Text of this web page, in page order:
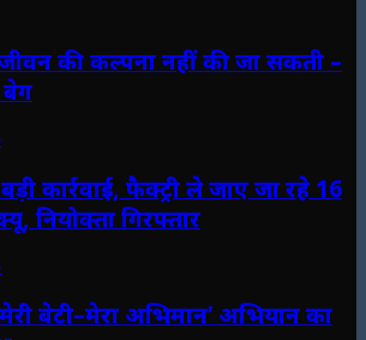
की कल्पना नहीं की जा सकती –
बेग
कार्रवाई, फैक्ट्री ले जाए जा रहे 16
नियोक्ता गिरफ्तार
बेटी–मेरा अभिमान’ अभियान का